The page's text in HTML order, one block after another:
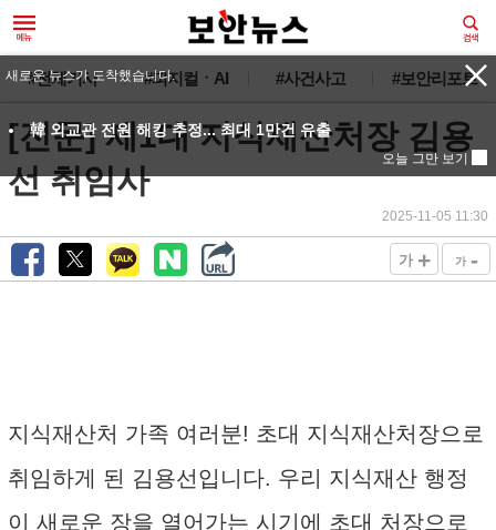
#전체기사 #피지컬ㆍAI #사건사고 #보안리포트
[전문] 제1대 지식재산처장 김용
선 취임사
2025-11-05 11:30
가 + 가 -
지식재산처 가족 여러분! 초대 지식재산처장으로
취임하게 된 김용선입니다. 우리 지식재산 행정
이 새로운 장을 열어가는 시기에 초대 처장으로
새로운 뉴스가 도착했습니다.
韓 외교관 전원 해킹 추정... 최대 1만건 유출
오늘 그만 보기